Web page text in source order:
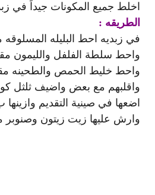
اخلط جميع المكونات جيداً في
الطريقه :
في زبديه احط البليله المسلوقه
واحط سلطة الفلفل والليمون
واحط خليط الحمص والطحينه
واقلبهم مع بعض واضيف ثلثل
اضعها في صينية التقديم
وارش عليها زيت زيتون وصنوبر